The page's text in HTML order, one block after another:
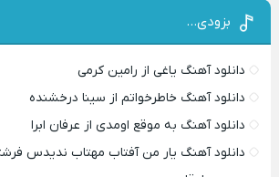
بزودی…
دانلود آهنگ یاغی از رامین کرمی
دانلود آهنگ خاطرخواتم از سینا درخشنده
دانلود آهنگ به موقع اومدی از عرفان ابرا
دانلود آهنگ یار من آفتاب مهتاب ندیدس